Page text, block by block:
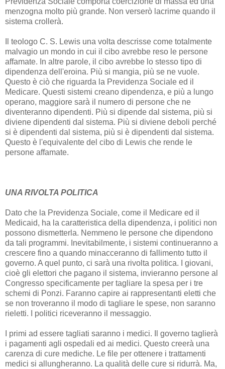
menzogna molto più grande. Non verserò lacrime quando il
sistema crollerà.
Il teologo C. S. Lewis una volta descrisse come totalmente
malvagio un mondo in cui il cibo avrebbe reso le persone
affamate. In altre parole, il cibo avrebbe lo stesso tipo di
dipendenza dell'eroina. Più si mangia, più se ne vuole.
Questo è ciò che riguarda la Previdenza Sociale ed il
Medicare. Questi sistemi creano dipendenza, e più a lungo
operano, maggiore sarà il numero di persone che ne
diventeranno dipendenti. Più si dipende dal sistema, più si
diviene dipendenti dal sistema. Più si diviene deboli perché
si è dipendenti dal sistema, più si è dipendenti dal sistema.
Questo è l'equivalente del cibo di Lewis che rende le
persone affamate.
UNA RIVOLTA POLITICA
Dato che la Previdenza Sociale, come il Medicare ed il
Medicaid, ha la caratteristica della dipendenza, i politici non
possono dismetterla. Nemmeno le persone che dipendono
da tali programmi. Inevitabilmente, i sistemi continueranno a
crescere fino a quando minacceranno di fallimento tutto il
governo. A quel punto, ci sarà una rivolta politica. I giovani,
cioè gli elettori che pagano il sistema, invieranno persone al
Congresso specificamente per tagliare la spesa per i tre
schemi di Ponzi. Faranno capire ai rappresentanti eletti che
se non troveranno il modo di tagliare le spese, non saranno
rieletti. I politici riceveranno il messaggio.
I primi ad essere tagliati saranno i medici. Il governo taglierà
i pagamenti agli ospedali ed ai medici. Questo creerà una
carenza di cure mediche. Le file per ottenere i trattamenti
medici si allungheranno. La qualità delle cure si ridurrà. Ma,